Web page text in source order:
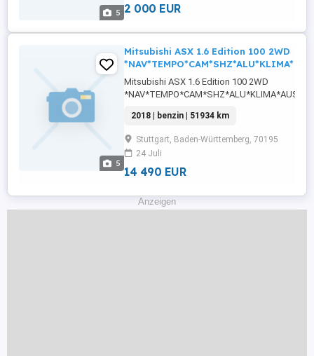
5 2 000 EUR
5
Mitsubishi ASX 1.6 Edition 100 2WD
*NAV*TEMPO*CAM*SHZ*ALU*KLIMA*
Mitsubishi ASX 1.6 Edition 100 2WD
Radio,Servolenkung,Elektrische
...
2018 | benzin | 51934 km
Stuttgart, Baden-Württemberg, 70195
24 Juli
14 490 EUR
Anzeigen